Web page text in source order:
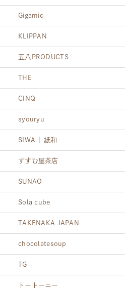
Gigamic
KLIPPAN
五八PRODUCTS
THE
CINQ
syouryu
SIWA | 紙和
すすむ屋茶店
SUNAO
Sola cube
TAKENAKA JAPAN
chocolatesoup
TG
トートーニー